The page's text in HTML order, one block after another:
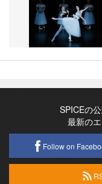
SPICEの
最新の
Follow on